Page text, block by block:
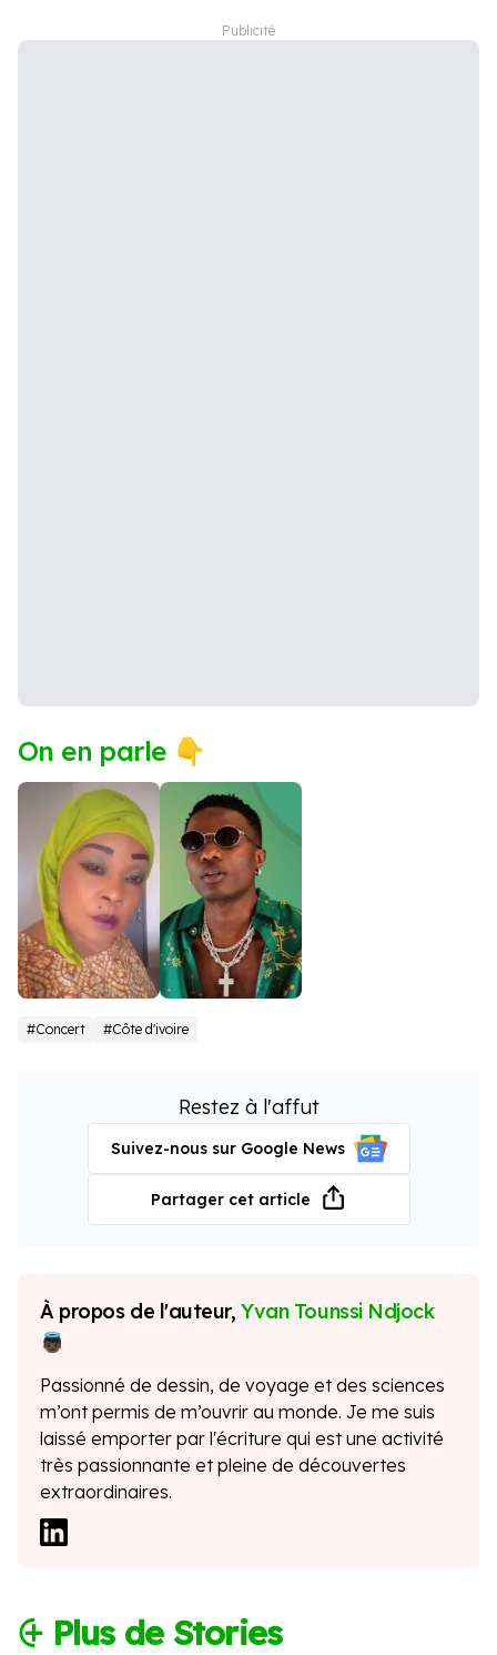
On en parle 👇
Tina
Wizkid
#Concert #Côte d'ivoire
Restez à l'affut
Suivez-nous sur Google News
Partager cet article
À propos de l'auteur,Yvan Tounssi Ndjock
Passionné de dessin, de voyage et des sciences
m’ont permis de m’ouvrir au monde. Je me suis
laissé emporter par l'écriture qui est une activité
très passionnante et pleine de découvertes
extraordinaires.
⨭ Plus de Stories